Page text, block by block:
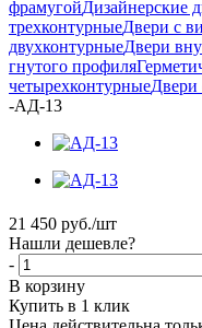
фрамугойДизайнерские
трехконтурныеДвери с
двухконтурныеДвери
гнутого профиля
четырехконтурныеДвери
-АД-13
21 450 руб./шт
Нашли дешевле?
-
В корзину
Купить в 1 клик